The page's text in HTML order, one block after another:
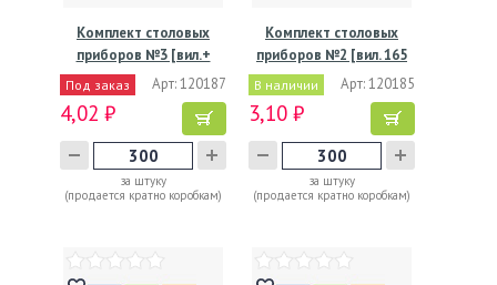
Комплект столовых
приборов №3 [вил.+
нож:…
Под заказ Арт: 120187
4,02 ₽
за штуку
(продается кратно коробкам)
Комплект столовых
приборов №2 [вил. 165
мм,…
В наличии Арт: 120185
3,10 ₽
за штуку
(продается кратно коробкам)